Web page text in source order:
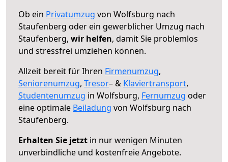
Ob ein Privatumzug von Wolfsburg nach
Staufenberg oder ein gewerblicher Umzug nach
Staufenberg, wir helfen, damit Sie problemlos
und stressfrei umziehen können.
Allzeit bereit für Ihren Firmenumzug,
Seniorenumzug, Tresor– & Klaviertransport,
Studentenumzug in Wolfsburg, Fernumzug oder
eine optimale Beiladung von Wolfsburg nach
Staufenberg.
Erhalten Sie jetzt in nur wenigen Minuten
unverbindliche und kostenfreie Angebote.